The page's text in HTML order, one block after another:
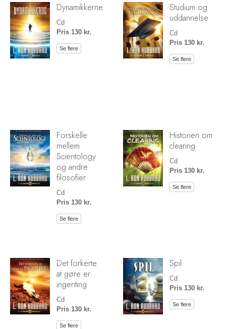
Dynamikkerne
Cd
Pris 130 kr.
Se flere
Studium og
uddannelse
Cd
Pris 130 kr.
Se flere
Forskelle
mellem
Scientology
og andre
filosofier
Cd
Pris 130 kr.
Se flere
Historien om
clearing
Cd
Pris 130 kr.
Se flere
Det forkerte
at gøre er
ingenting
Cd
Pris 130 kr.
Se flere
Spil
Cd
Pris 130 kr.
Se flere